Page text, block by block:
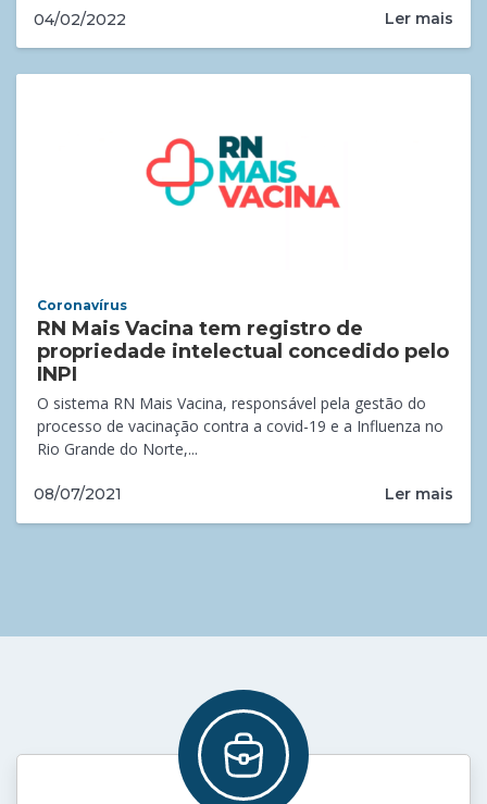
04/02/2022 Ler mais
Coronavírus
RN Mais Vacina tem registro de
propriedade intelectual concedido pelo
INPI
O sistema RN Mais Vacina, responsável pela gestão do
processo de vacinação contra a covid-19 e a Influenza no
Rio Grande do Norte,...
08/07/2021 Ler mais